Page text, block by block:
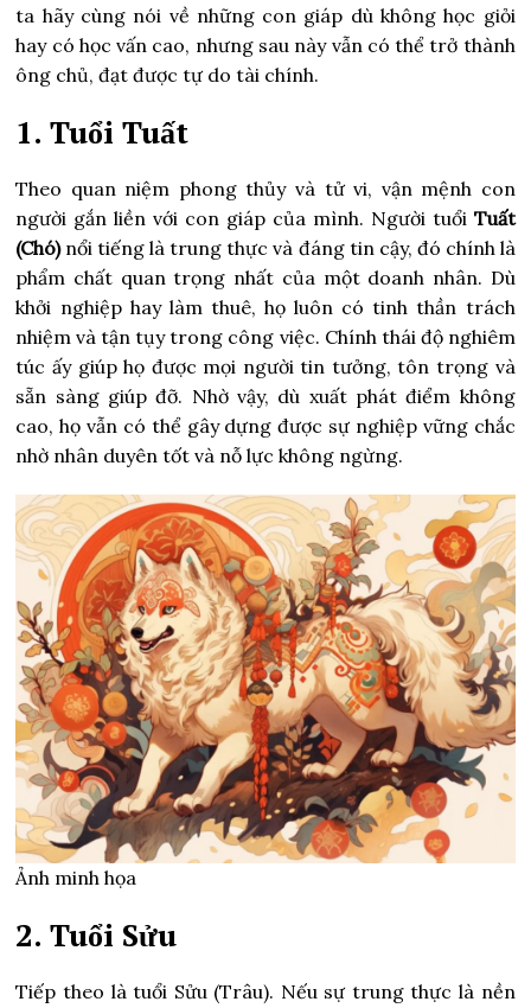
ta hãy cùng nói về những con giáp dù không học giỏi
hay có học vấn cao, nhưng sau này vẫn có thể trở thành
ông chủ, đạt được tự do tài chính.
1. Tuổi Tuất
Theo quan niệm phong thủy và tử vi, vận mệnh con
người gắn liền với con giáp của mình. Người tuổi Tuất
(Chó)nổi tiếng là trung thực và đáng tin cậy, đó chính là
phẩm chất quan trọng nhất của một doanh nhân. Dù
khởi nghiệp hay làm thuê, họ luôn có tinh thần trách
nhiệm và tận tụy trong công việc. Chính thái độ nghiêm
túc ấy giúp họ được mọi người tin tưởng, tôn trọng và
sẵn sàng giúp đỡ. Nhờ vậy, dù xuất phát điểm không
cao, họ vẫn có thể gây dựng được sự nghiệp vững chắc
nhờ nhân duyên tốt và nỗ lực không ngừng.
Ảnh minh họa
2. Tuổi Sửu
Tiếp theo làtuổi Sửu (Trâu). Nếu sự trung thực là nền